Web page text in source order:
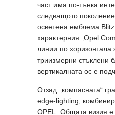
част има по-тънка
следващото
осветена емблема
характерния „Opel
линии по хоризонтала
триизмерни стъклени
вертикалната ос е
Отзад „компасната“
edge-lighting,
OPEL. Общата визия е